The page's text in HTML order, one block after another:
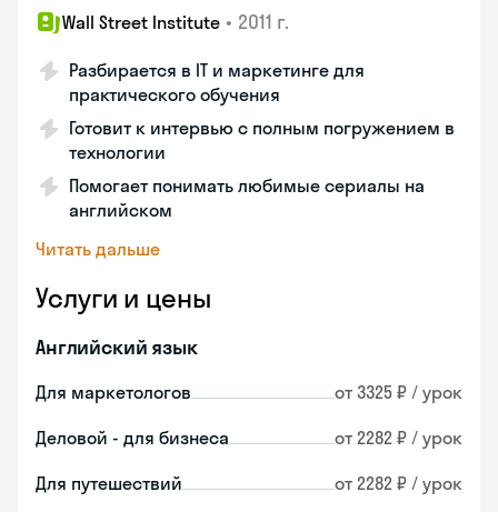
Wall Street Institute • 2011 г.
Разбирается в IT и маркетинге для
практического обучения
Готовит к интервью с полным погружением в
технологии
Помогает понимать любимые сериалы на
английском
Читать дальше
Услуги и цены
Английский язык
Для маркетологов от 3325 ₽ / урок
Деловой - для бизнеса от 2282 ₽ / урок
Для путешествий от 2282 ₽ / урок